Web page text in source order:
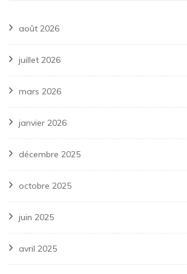
août 2026
juillet 2026
mars 2026
janvier 2026
décembre 2025
octobre 2025
juin 2025
avril 2025